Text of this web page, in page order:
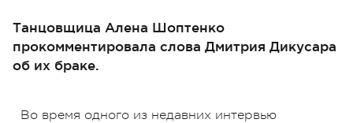
Танцовщица Алена Шоптенко
прокомментировала слова Дмитрия Дикусара
об их браке.
Во время одного из недавних интервью